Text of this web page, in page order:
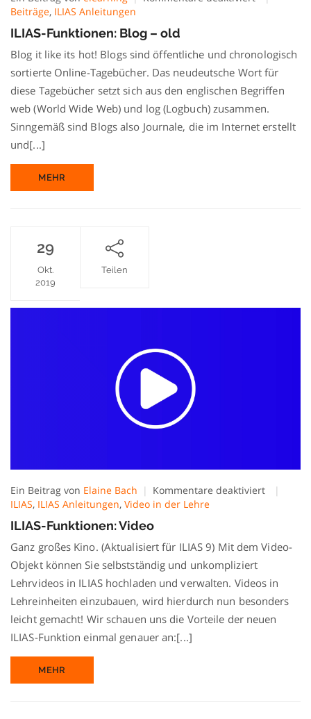
–
old
Beiträge, ILIAS Anleitungen
ILIAS-Funktionen: Blog – old
Blog it like its hot! Blogs sind öffentliche und chronologisch
sortierte Online-Tagebücher. Das neudeutsche Wort für
diese Tagebücher setzt sich aus den englischen Begriffen
web (World Wide Web) und log (Logbuch) zusammen.
Sinngemäß sind Blogs also Journale, die im Internet erstellt
und[...]
MEHR
29
Okt.
2019
Teilen
Ein Beitrag von Elaine Bach Kommentare deaktiviertfür
ILIAS, ILIAS Anleitungen, Video in der Lehre
ILIAS-Funktionen: Video
Ganz großes Kino. (Aktualisiert für ILIAS 9) Mit dem Video-
Objekt können Sie selbstständig und unkompliziert
Lehrvideos in ILIAS hochladen und verwalten. Videos in
Lehreinheiten einzubauen, wird hierdurch nun besonders
leicht gemacht! Wir schauen uns die Vorteile der neuen
ILIAS-Funktion einmal genauer an:[...]
MEHR